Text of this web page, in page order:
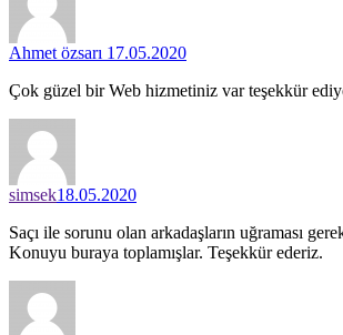
Ahmet özsarı 17.05.2020
Çok güzel bir Web hizmetiniz var teşekkür
simsek18.05.2020
Saçı ile sorunu olan arkadaşların uğraması
Konuyu buraya toplamışlar. Teşekkür ederiz.